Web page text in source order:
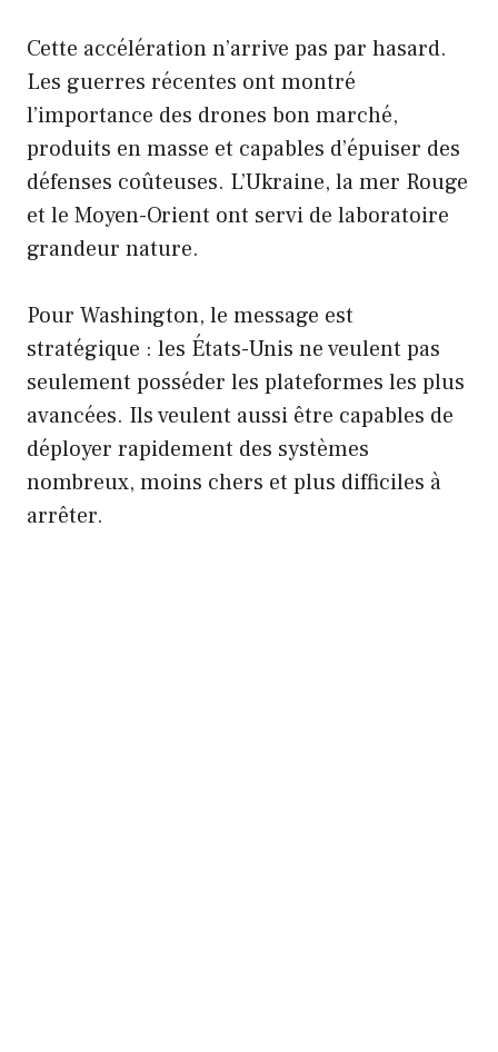
Cette accélération n’arrive pas par hasard.
Les guerres récentes ont montré
l’importance des drones bon marché,
produits en masse et capables d’épuiser des
défenses coûteuses. L’Ukraine, la mer Rouge
et le Moyen-Orient ont servi de laboratoire
grandeur nature.
Pour Washington, le message est
stratégique : les États-Unis ne veulent pas
seulement posséder les plateformes les plus
avancées. Ils veulent aussi être capables de
déployer rapidement des systèmes
nombreux, moins chers et plus difficiles à
arrêter.